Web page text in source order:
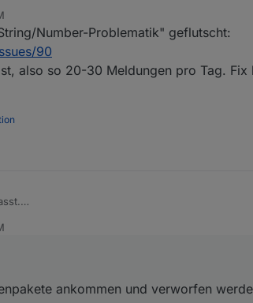
Number-Problematik" geflutscht:
90
also so 20-30 Meldungen pro Tag. Fix
ankommen und verworfen